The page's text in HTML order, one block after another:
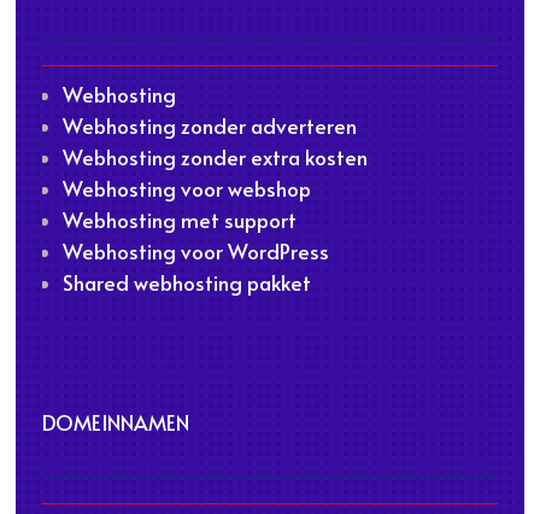
Webhosting
Webhosting zonder adverteren
Webhosting zonder extra kosten
Webhosting voor webshop
Webhosting met support
Webhosting voor WordPress
Shared webhosting pakket
DOMEINNAMEN